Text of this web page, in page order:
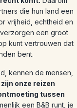
die hun land een
vrijheid, echtheid en
een groot
kunt vertrouwen dat
bent.
kennen de mensen,
onze reizen
tussen
een B&B runt, je